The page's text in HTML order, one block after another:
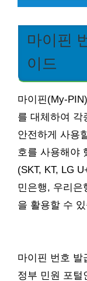
마이핀
이드
마이핀(My-
를 대체하여 각
안전하게 사용
호를 사용해야
(SKT, KT, LG
민은행, 우리은
을 활용할 수
마이핀 번호 발
정부 민원 포털